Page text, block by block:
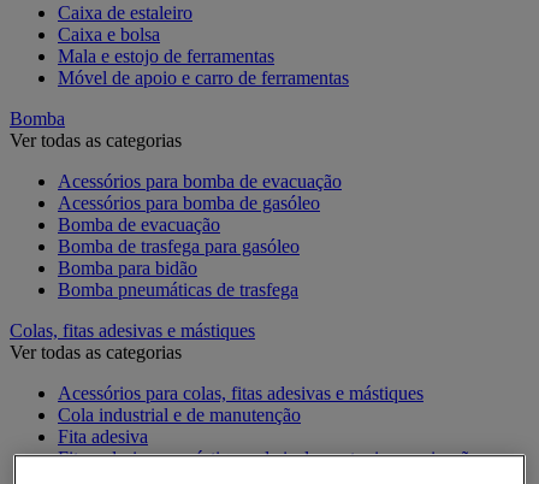
Caixa de estaleiro
Caixa e bolsa
Mala e estojo de ferramentas
Móvel de apoio e carro de ferramentas
Bomba
Ver todas as categorias
Acessórios para bomba de evacuação
Acessórios para bomba de gasóleo
Bomba de evacuação
Bomba de trasfega para gasóleo
Bomba para bidão
Bomba pneumáticas de trasfega
Colas, fitas adesivas e mástiques
Ver todas as categorias
Acessórios para colas, fitas adesivas e mástiques
Cola industrial e de manutenção
Fita adesiva
Fitas adesivas e mástiques de isolamento, insonorização e